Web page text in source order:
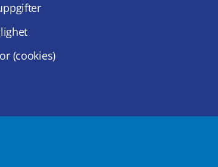
(cookies)